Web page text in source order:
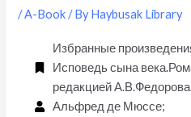
/A-Book/ ByHaybusak Library
Избранные
Исповедь сына
редакцией
Альфред де Мюссе;